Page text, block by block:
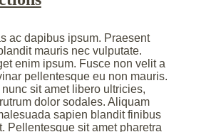
ac dapibus ipsum. Praesent
mauris nec vulputate.
enim ipsum. Fusce non velit a
pellentesque eu non mauris.
nunc sit amet libero ultricies,
dolor sodales. Aliquam
sapien blandit finibus
Pellentesque sit amet pharetra